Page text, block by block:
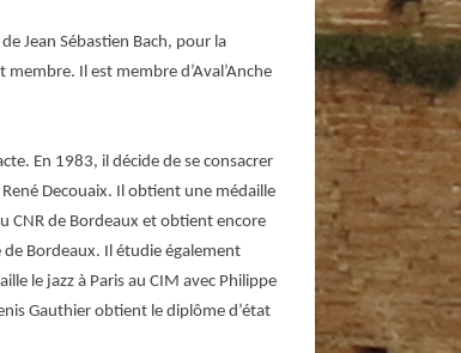
Jean Sébastien Bach, pour la
Il est membre d’Aval’Anche
En 1983, il décide de se consacrer
Decouaix. Il obtient une médaille
CNR de Bordeaux et obtient encore
Bordeaux. Il étudie également
le jazz à Paris au CIM avec Philippe
Gauthier obtient le diplôme d’état